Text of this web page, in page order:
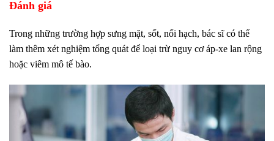
Đánh giá
Trong những trường hợp sưng mặt, sốt, nổi hạch, bác sĩ có thể
làm thêm xét nghiệm tổng quát để loại trừ nguy cơ áp‑xe lan rộng
hoặc viêm mô tế bào.